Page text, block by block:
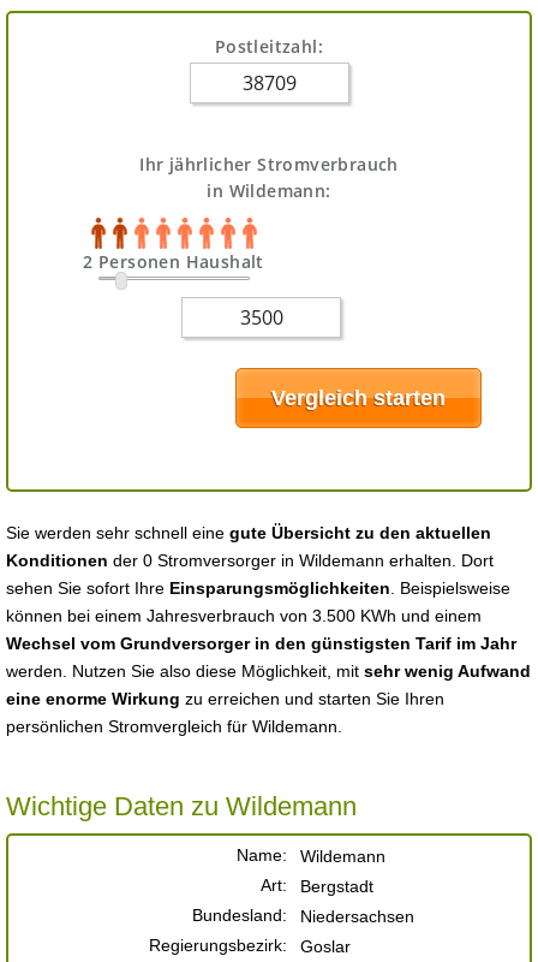
Postleitzahl:
Ihr jährlicher Stromverbrauch
in Wildemann:
2 Personen Haushalt
Sie werden sehr schnell eine gute Übersicht zu den aktuellen
Konditionen der 0 Stromversorger in Wildemann erhalten. Dort
sehen Sie sofort Ihre Einsparungsmöglichkeiten . Beispielsweise
können bei einem Jahresverbrauch von 3.500 KWh und einem
Wechsel vom Grundversorger in den günstigsten Tarif im Jahr
werden. Nutzen Sie also diese Möglichkeit, mit sehr wenig Aufwand
eine enorme Wirkung zu erreichen und starten Sie Ihren
persönlichen Stromvergleich für Wildemann.
Wichtige Daten zu Wildemann
Name:
Wildemann
Art:
Bergstadt
Bundesland:
Niedersachsen
Regierungsbezirk:
Goslar